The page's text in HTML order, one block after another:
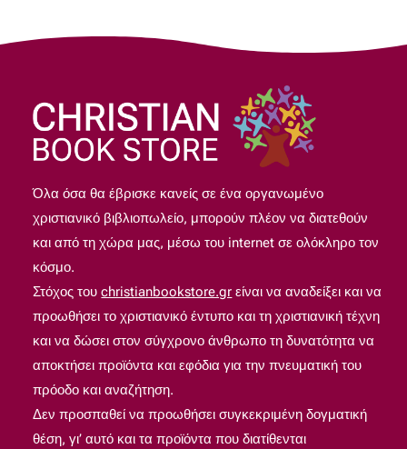
Όλα όσα θα έβρισκε κανείς σε ένα οργανωμένο
χριστιανικό βιβλιοπωλείο, μπορούν πλέον να διατεθούν
και από τη χώρα μας, μέσω του internet σε ολόκληρο τον
κόσμο.
Στόχος τουchristianbookstore.gr είναι να αναδείξει και να
προωθήσει το χριστιανικό έντυπο και τη χριστιανική τέχνη
και να δώσει στον σύγχρονο άνθρωπο τη δυνατότητα να
αποκτήσει προϊόντα και εφόδια για την πνευματική του
πρόοδο και αναζήτηση.
Δεν προσπαθεί να προωθήσει συγκεκριμένη δογματική
θέση, γι’ αυτό και τα προϊόντα που διατίθενται